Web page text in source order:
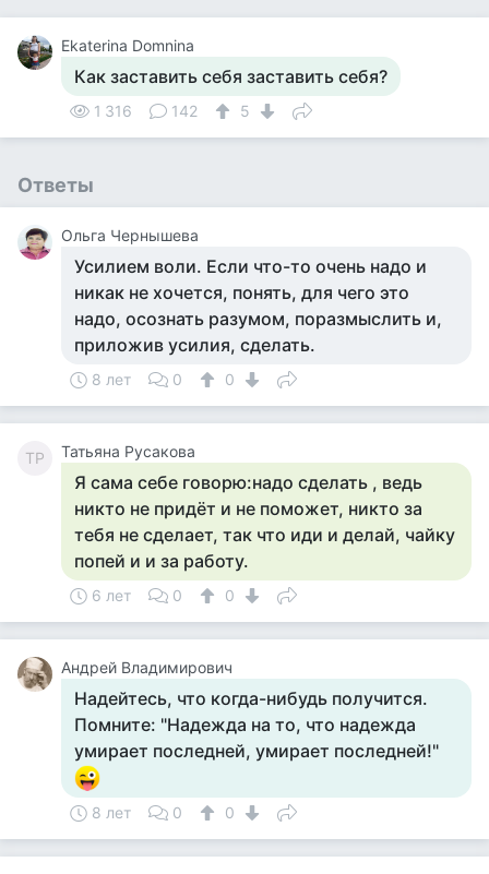
Ekaterina Domnina
Как заставить себя заставить себя?
1 316 142 5
Ответы
Ольга Чернышева
Усилием воли. Если что-то очень надо и
никак не хочется, понять, для чего это
надо, осознать разумом, поразмыслить и,
приложив усилия, сделать.
8 лет 0 0
ТР Татьяна Русакова
Я сама себе говорю:надо сделать , ведь
никто не придёт и не поможет, никто за
тебя не сделает, так что иди и делай, чайку
попей и и за работу.
6 лет 0 0
Андрей Владимирович
Надейтесь, что когда-нибудь получится.
Помните: "Надежда на то, что надежда
умирает последней, умирает последней!"
8 лет 0 0